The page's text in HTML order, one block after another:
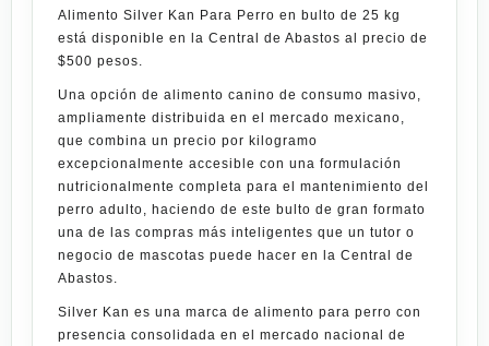
Alimento Silver Kan Para Perro en bulto de 25 kg
está disponible en la Central de Abastos al precio de
$500 pesos
Una opción de alimento canino de consumo masivo,
ampliamente distribuida en el mercado mexicano,
que combina un precio por kilogramo
excepcionalmente accesible con una formulación
nutricionalmente completa para el mantenimiento del
perro adulto, haciendo de este bulto de gran formato
una de las compras más inteligentes que un tutor o
negocio de mascotas puede hacer en la Central de
Abastos.
Silver Kan es una marca de alimento para perro con
presencia consolidada en el mercado nacional de